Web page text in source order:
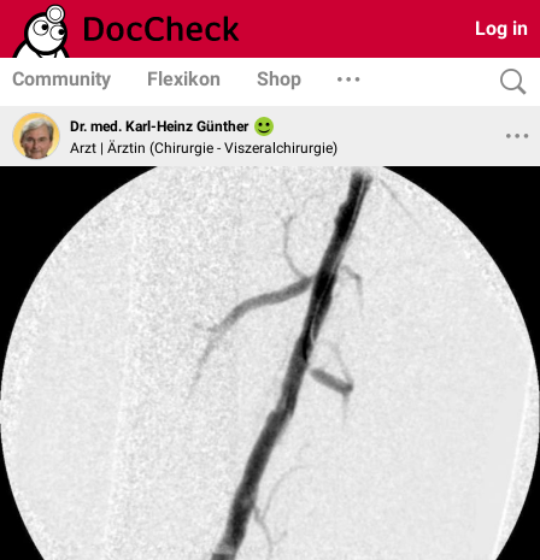
Log in
Community Flexikon Shop
Dr. med. Karl-Heinz Günther
Arzt | Ärztin (Chirurgie - Viszeralchirurgie)